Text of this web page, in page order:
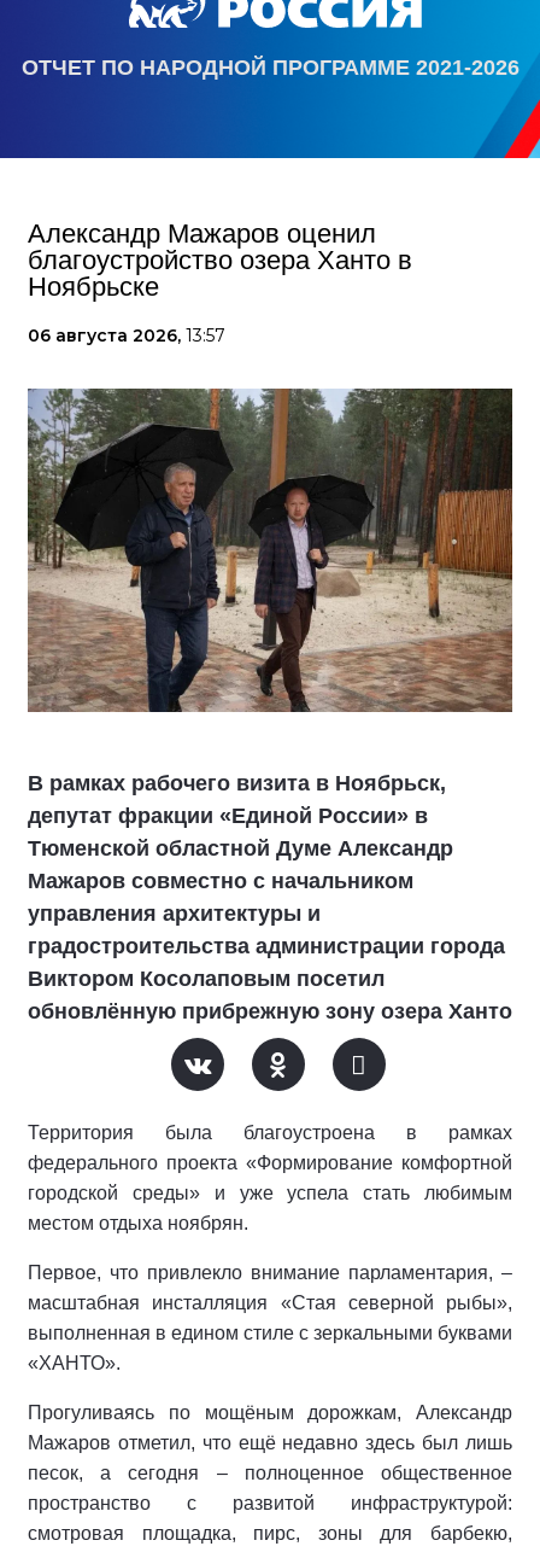
ОТЧЕТ ПО НАРОДНОЙ ПРОГРАММЕ 2021-2026
Александр Мажаров оценил
благоустройство озера Ханто в
Ноябрьске
06 августа 2026, 13:57
В рамках рабочего визита в Ноябрьск,
депутат фракции «Единой России» в
Тюменской областной Думе Александр
Мажаров совместно с начальником
управления архитектуры и
градостроительства администрации города
Виктором Косолаповым посетил
обновлённую прибрежную зону озера Ханто
Территория была благоустроена в рамках
федерального проекта «Формирование комфортной
городской среды» и уже успела стать любимым
местом отдыха ноябрян.
Первое, что привлекло внимание парламентария, –
масштабная инсталляция «Стая северной рыбы»,
выполненная в едином стиле с зеркальными буквами
«ХАНТО».
Прогуливаясь по мощёным дорожкам, Александр
Мажаров отметил, что ещё недавно здесь был лишь
песок, а сегодня – полноценное общественное
пространство с развитой инфраструктурой:
смотровая площадка, пирс, зоны для барбекю,